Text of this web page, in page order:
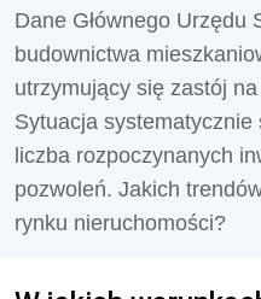
Dane Głównego Urzędu
budownictwa
utrzymujący się zastój
Sytuacja
liczba rozpoczynanych
pozwoleń. Jakich
rynku nieruchomości?